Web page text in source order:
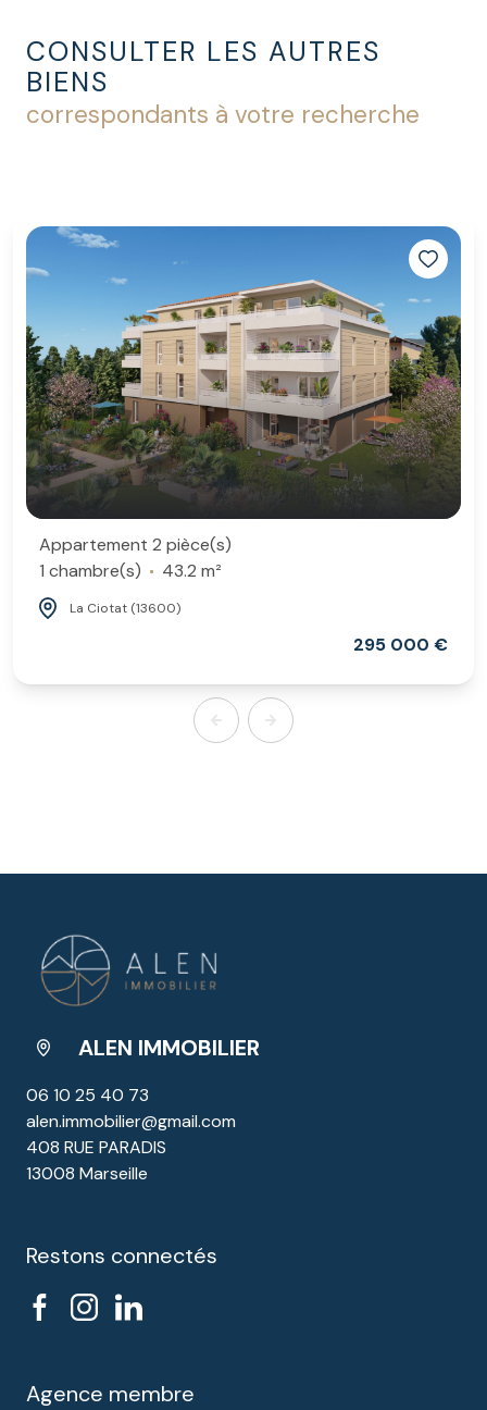
CONSULTER LES AUTRES
BIENS
correspondants à votre recherche
Appartement 2 pièce(s)
1 chambre(s)
43.2 m²
La Ciotat (13600)
295 000 €
ALEN IMMOBILIER
06 10 25 40 73
alen.immobilier@gmail.com
408 RUE PARADIS
13008 Marseille
Restons connectés
Agence membre